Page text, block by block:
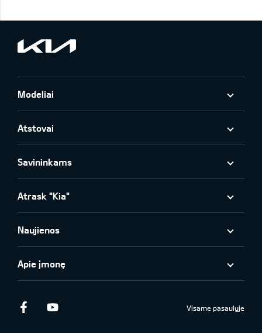
Modeliai
Atstovai
Savininkams
Atrask "Kia"
Naujienos
Apie įmonę
Facebook Visame pasaulyje